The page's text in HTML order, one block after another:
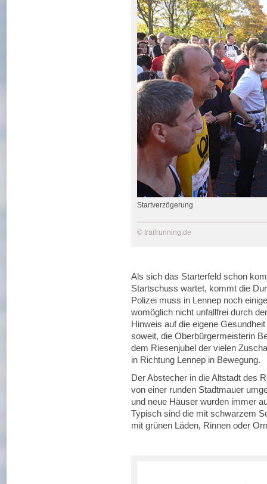
Startverzögerung
© trailrunning.de
Als sich das Starterfeld schon
Startschuss wartet, kommt die
Polizei muss in Lennep noch
womöglich nicht unfallfrei durch
Hinweis auf die eigene
soweit, die Oberbürgermeisterin
dem Riesenjubel der vielen
in Richtung Lennep in Bewegung.
Der Abstecher in die Altstadt des
von einer runden Stadtmauer
und neue Häuser wurden immer
Typisch sind die mit schwarzem
mit grünen Läden, Rinnen oder